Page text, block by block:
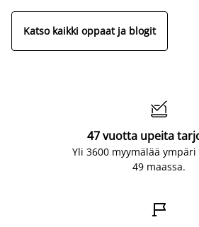
Katso kaikki oppaat ja blogit

47 vuotta upeita
Yli 3600 myymälää
49 maassa.
